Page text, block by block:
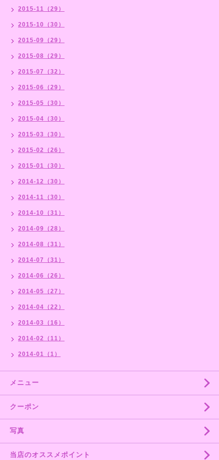
2015-11（29）
2015-10（30）
2015-09（29）
2015-08（29）
2015-07（32）
2015-06（29）
2015-05（30）
2015-04（30）
2015-03（30）
2015-02（26）
2015-01（30）
2014-12（30）
2014-11（30）
2014-10（31）
2014-09（28）
2014-08（31）
2014-07（31）
2014-06（26）
2014-05（27）
2014-04（22）
2014-03（16）
2014-02（11）
2014-01（1）
メニュー
クーポン
写真
当店のオススメポイント